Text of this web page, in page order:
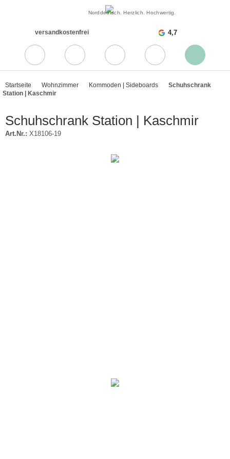
Norddeutsch. Herzlich. Hochwertig.
versandkostenfrei 4,7
Startseite Wohnzimmer Kommoden | Sideboards
Schuhschrank
Station | Kaschmir
Schuhschrank Station | Kaschmir
Art.Nr.: X18106-19